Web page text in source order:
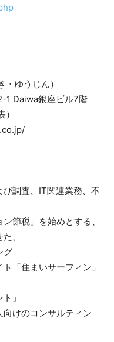
ゆうじん）
1 Daiwa銀座ビル7階
び調査、IT関連業務、不
節税」を始めとする、
、
グ
「住まいサーフィン」
」
向けのコンサルティン